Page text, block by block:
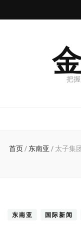
把
首页/ 东南亚 / 太子集
东南亚 国际新闻